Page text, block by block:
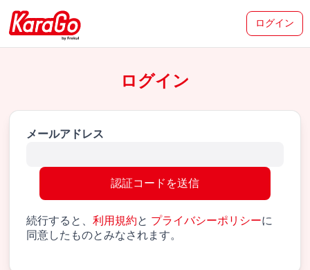
ログイン
ログイン
メールアドレス
認証コードを送信
続行すると、利用規約と プライバシーポリシーに
同意したものとみなされます。